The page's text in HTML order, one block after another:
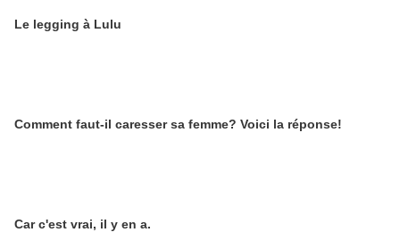
Le legging à Lulu
Comment faut-il caresser sa femme? Voici la réponse!
Car c'est vrai, il y en a.